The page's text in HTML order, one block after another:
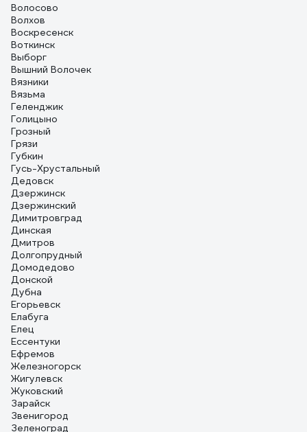
Волосово
Волхов
Воскресенск
Воткинск
Выборг
Вышний Волочек
Вязники
Вязьма
Геленджик
Голицыно
Грозный
Грязи
Губкин
Гусь-Хрустальный
Дедовск
Дзержинск
Дзержинский
Димитровград
Динская
Дмитров
Долгопрудный
Домодедово
Донской
Дубна
Егорьевск
Елабуга
Елец
Ессентуки
Ефремов
Железногорск
Жигулевск
Жуковский
Зарайск
Звенигород
Зеленоград